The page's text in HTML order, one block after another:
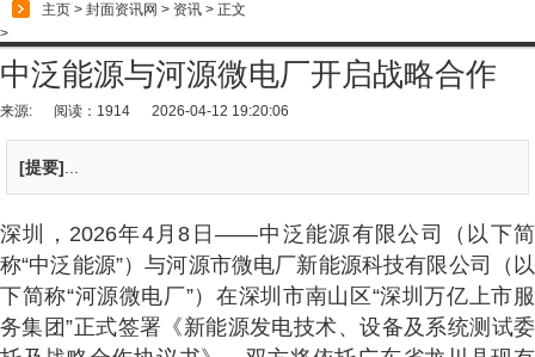
主页 > 封面资讯网 > 资讯 > 正文
>
中泛能源与河源微电厂开启战略合作
来源: 阅读：1914 2026-04-12 19:20:06
[提要]
深圳，2026年4月8日——中泛能源有限公司（以下简
称“中泛能源”）与河源市微电厂新能源科技有限公司（以
下简称“河源微电厂”）在深圳市南山区“深圳万亿上市服
务集团”正式签署《新能源发电技术、设备及系统测试委